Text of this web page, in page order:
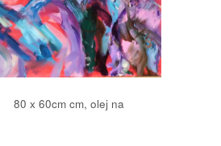
x 60cm cm, olej na